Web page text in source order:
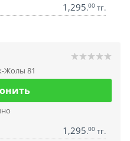
1,295.00 тг.
Жолы 81
1,295.00 тг.